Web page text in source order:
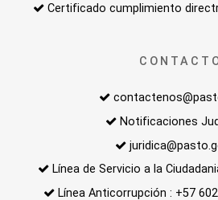
Certificado cumplimiento
Notificaciones
Línea de Servicio a la
Línea Anticorrupción : +57